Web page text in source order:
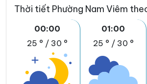
Thời tiết Phường Nam Viêm
00:00
25 ° / 30 °
01:00
25 ° / 30 °